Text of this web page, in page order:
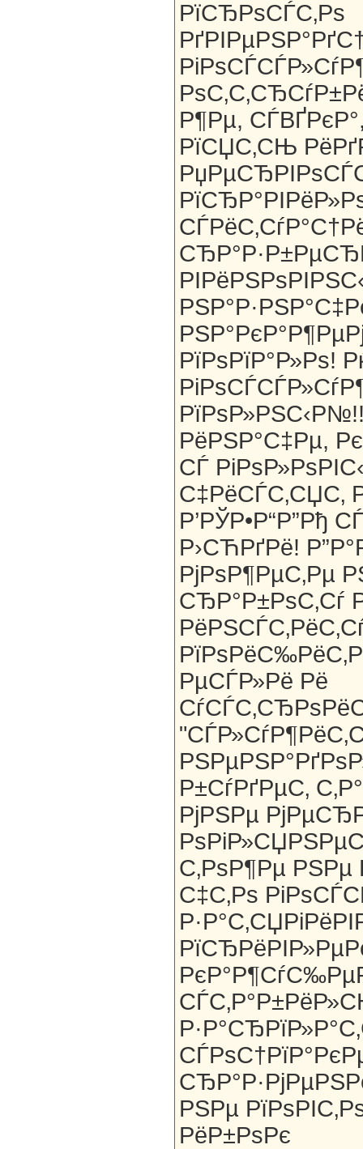
РїСЂРѕСЃС‚Рѕ
Р¶Рµ,
РїСЏС‚СЊ
РїРѕРїР°Р»Рѕ!
РёРЅР°С‡Рµ,
СЃ
С‡РёСЃС‚СЏС‚
Р’РЎР•Р“Р”Рђ
Р›СЋРґРё!
РјРѕР¶РµС‚Рµ
СЂР°Р±РѕС‚Сѓ
РµСЃР»Рё Рё
Р±СѓРґРµС‚
РјРЅРµ
С‚РѕР¶Рµ РЅРµ
С‡С‚Рѕ
РЅРµ
РёР±РѕРє